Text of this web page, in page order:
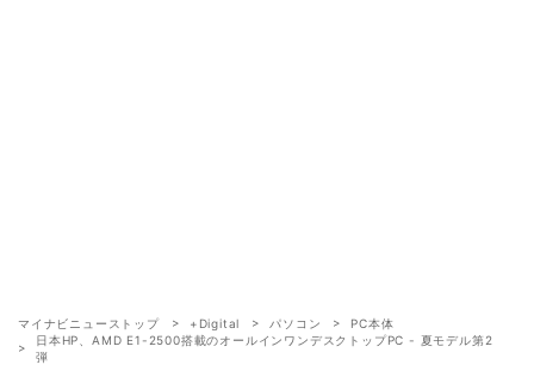
マイナビニューストップ +Digital パソコン
PC本体
日本HP、AMD E1-2500搭載のオールインワンデスクトップPC - 夏モデル第2
弾